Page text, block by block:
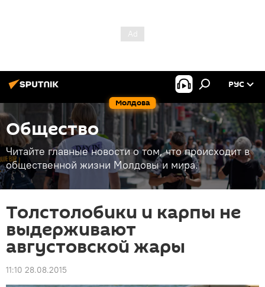
Молдова
РУС
Общество
Читайте главные новости о том, что происходит в
общественной жизни Молдовы и мира.
Толстолобики и карпы не
выдерживают
августовской жары
11:10 28.08.2015